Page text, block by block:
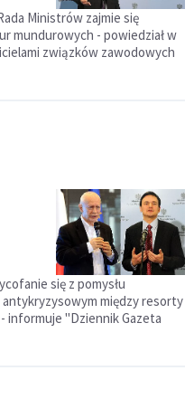
Ministrów zajmie się
mundurowych - powiedział w
związków zawodowych
się z pomysłu
między resorty
informuje "Dziennik Gazeta